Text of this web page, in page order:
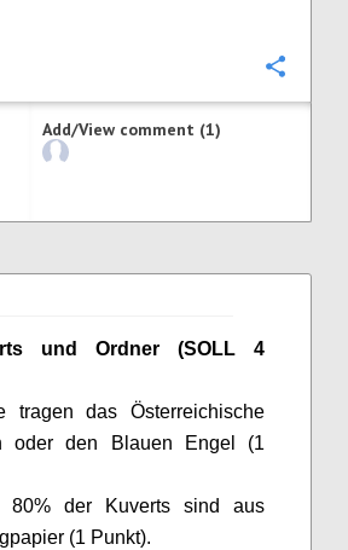
Add/View comment (1)
und Ordner (SOLL 4
tragen das Österreichische
oder den Blauen Engel (1
80% der Kuverts sind aus
(1 Punkt).